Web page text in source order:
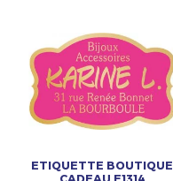
ETIQUETTE BOUTIQUE
CADEAU E1314